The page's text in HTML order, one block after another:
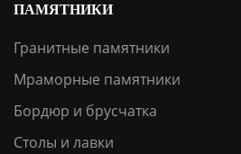
ПАМЯТНИКИ
Гранитные памятники
Мраморные памятники
Бордюр и брусчатка
Столы и лавки